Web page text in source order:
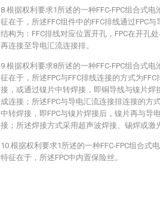
8.根据权利要求1所述的一种FFC-FPC组合式
征在于，所述FFC组件中的FFC排线通过FPC
结构为：FFC排线对应位置开孔，FPC在开孔
再连接至导电汇流连接排。
9.根据权利要求8所述的一种FFC-FPC组合式
征在于，所述FPC与FFC排线连接的方式为
接，或通过镍片中转焊接，即铜导线与镍片焊
成连接；所述FPC与导电汇流连接排连接的方
中转焊接，即FPC与镍片焊接后，镍片再与导
接；所述焊接方式采用超声波焊接、锡焊或激
10.根据权利要求1所述的一种FFC-FPC组合式
特征在于，所述FPC中内置保险丝。